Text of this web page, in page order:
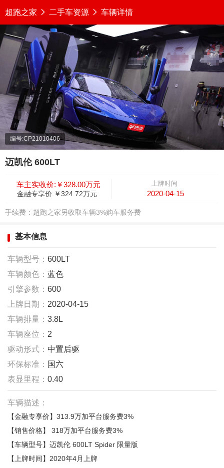
超跑之家  二手车资源  车辆详情
编号:CP21010406
迈凯伦 600LT
车主实收价:￥328.00万元
金融专享价:￥324.72万元
上牌时间
2020-04-15
手续费：超跑之家另收取车辆3%购车服务费
基本信息
车辆型号： 600LT
车辆颜色： 蓝色
引擎参数： 600
上牌日期： 2020-04-15
车辆排量： 3.8L
车辆座位： 2
驱动形式： 中置后驱
环保标准： 国六
表显里程： 0.40
车辆描述：
【金融专享价】 313.9万加平台服务费3%
【销售价格】 318万加平台服务费3%
【车辆型号】迈凯伦 600LT Spider 限量版
【上牌时间】 2020年4月上牌